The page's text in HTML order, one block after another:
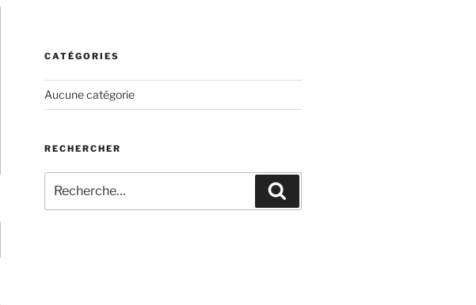
CATÉGORIES
Aucune catégorie
RECHERCHER
pour
: